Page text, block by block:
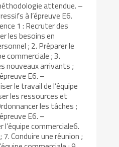
attendue. –
à l’épreuve E6.
1 : Recruter des
les besoins en
; 2. Préparer le
commerciale ; 3.
nouveaux arrivants ;
E6. –
le travail de l’équipe
les ressources et
les tâches ;
E6. –
l’équipe commerciale6.
Conduire une réunion ;